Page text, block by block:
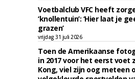
Voetbalclub VFC heeft
‘knollentuin’: ‘Hier laat je
grazen’
vrijdag 31 juli 2026
Toen de Amerikaanse
in 2017 voor het eerst voet
Kong, viel zijn oog meteen